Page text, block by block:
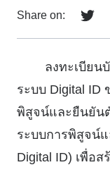
Share on:
ลงทะเบียน
ระบบ Digital ID
พิสูจน์และยืนยัน
ระบบการพิสูจน์
Digital ID) เพื่อ